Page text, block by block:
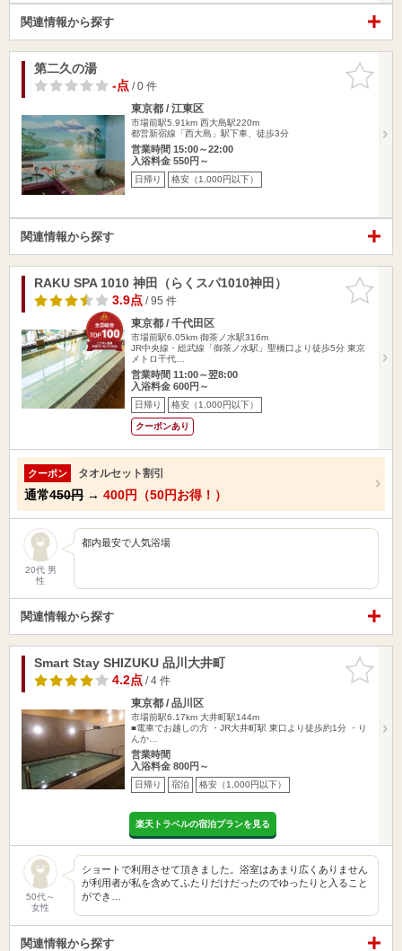
関連情報から探す
お気に入
りに追加
第二久の湯
-点/ 0 件
東京都 / 江東区
市場前駅5.91km 西大島駅220m
都営新宿線「西大島」駅下車、徒歩3分
営業時間 15:00～22:00
入浴料金 550円～
日帰り 格安（1,000円以下）
関連情報から探す
お気に入
りに追加
RAKU SPA 1010 神田（らくスパ1010神田）
3.9点/ 95 件
東京都 / 千代田区
市場前駅6.05km 御茶ノ水駅316m
JR中央線・総武線「御茶ノ水駅」聖橋口より徒歩5分 東京
メトロ千代…
営業時間 11:00～翌8:00
入浴料金 600円～
日帰り 格安（1,000円以下）
クーポンあり
クーポン タオルセット割引
通常450円 → 400円（50円お得！）
20代 男
性
都内最安で人気浴場
関連情報から探す
お気に入
りに追加
Smart Stay SHIZUKU 品川大井町
4.2点/ 4 件
東京都 / 品川区
市場前駅6.17km 大井町駅144m
■電車でお越しの方 ・JR大井町駅 東口より徒歩約1分 ・り
んか…
営業時間
入浴料金 800円～
日帰り 宿泊 格安（1,000円以下）
楽天トラベルの宿泊プランを見る
50代～
女性
ショートで利用させて頂きました。浴室はあまり広くありません
が利用者が私を含めてふたりだけだったのでゆったりと入ること
ができ…
関連情報から探す